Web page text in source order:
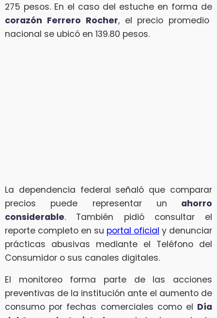
275 pesos. En el caso del estuche en forma de
corazón Ferrero Rocher, el precio promedio
nacional se ubicó en 139.80 pesos.
La dependencia federal señaló que comparar
precios puede representar un ahorro
considerable. También pidió consultar el
reporte completo en su portal oficial y denunciar
prácticas abusivas mediante el Teléfono del
Consumidor o sus canales digitales.
El monitoreo forma parte de las acciones
preventivas de la institución ante el aumento de
consumo por fechas comerciales como el Día